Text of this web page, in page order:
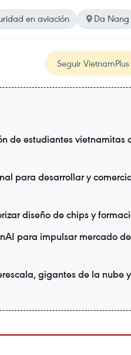
en aviación Da Nang
Seguir VietnamPlus
de estudiantes vietnamitas
para desarrollar y
diseño de chips y
para impulsar mercado de
gigantes de la nube